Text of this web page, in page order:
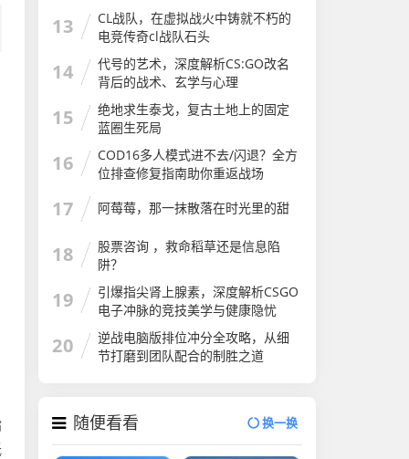
13
CL战队，在虚拟战火中铸就不朽的
电竞传奇cl战队石头
14
代号的艺术，深度解析CS:GO改名
背后的战术、玄学与心理
15
绝地求生泰戈，复古土地上的固定
蓝圈生死局
16
COD16多人模式进不去/闪退？全方
位排查修复指南助你重返战场
17 阿莓莓，那一抹散落在时光里的甜
18
股票咨询 ，救命稻草还是信息陷
阱？
19
引爆指尖肾上腺素，深度解析CSGO
电子冲脉的竞技美学与健康隐忧
20
逆战电脑版排位冲分全攻略，从细
节打磨到团队配合的制胜之道
随便看看 换一换